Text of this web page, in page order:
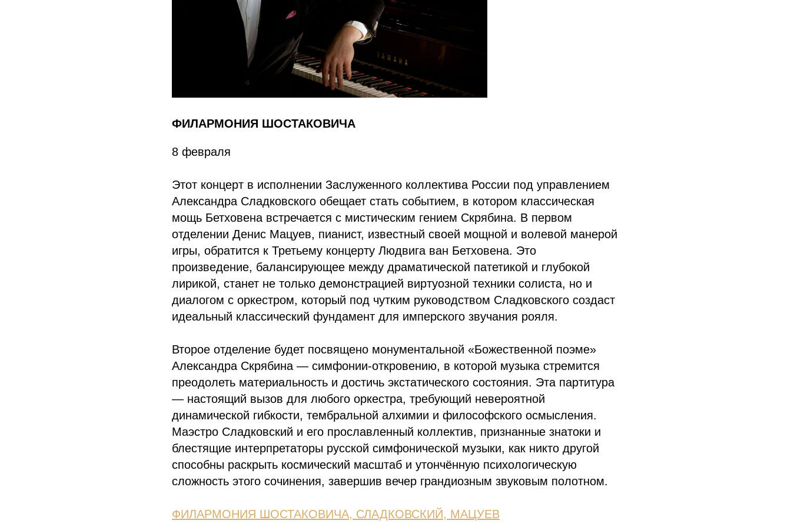
ФИЛАРМОНИЯ ШОСТАКОВИЧА
8 февраля
Этот концерт в исполнении Заслуженного коллектива России под управлением
Александра Сладковского обещает стать событием, в котором классическая
мощь Бетховена встречается с мистическим гением Скрябина. В первом
отделении Денис Мацуев, пианист, известный своей мощной и волевой манерой
игры, обратится к Третьему концерту Людвига ван Бетховена. Это
произведение, балансирующее между драматической патетикой и глубокой
лирикой, станет не только демонстрацией виртуозной техники солиста, но и
диалогом с оркестром, который под чутким руководством Сладковского создаст
идеальный классический фундамент для имперского звучания рояля.
Второе отделение будет посвящено монументальной «Божественной поэме»
Александра Скрябина — симфонии-откровению, в которой музыка стремится
преодолеть материальность и достичь экстатического состояния. Эта партитура
— настоящий вызов для любого оркестра, требующий невероятной
динамической гибкости, тембральной алхимии и философского осмысления.
Маэстро Сладковский и его прославленный коллектив, признанные знатоки и
блестящие интерпретаторы русской симфонической музыки, как никто другой
способны раскрыть космический масштаб и утончённую психологическую
сложность этого сочинения, завершив вечер грандиозным звуковым полотном.
ФИЛАРМОНИЯ ШОСТАКОВИЧА, СЛАДКОВСКИЙ, МАЦУЕВ